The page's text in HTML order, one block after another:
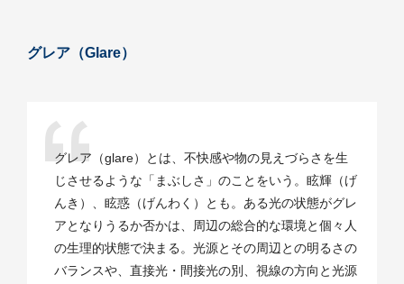
グレア（Glare）
グレア（glare）とは、不快感や物の見えづらさを生
じさせるような「まぶしさ」のことをいう。眩輝（げ
んき）、眩惑（げんわく）とも。ある光の状態がグレ
アとなりうるか否かは、周辺の総合的な環境と個々人
の生理的状態で決まる。光源とその周辺との明るさの
バランスや、直接光・間接光の別、視線の方向と光源